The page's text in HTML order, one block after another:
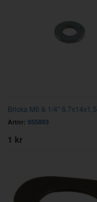
Bricka M6 & 1/4" 6,7x14x1,5
Artnr: 955893
1 kr